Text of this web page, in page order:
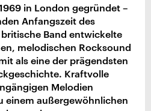
in London gegründet –
Anfangszeit des
Band entwickelte
melodischen Rocksound
als eine der prägendsten
Kraftvolle
Melodien
einem außergewöhnlichen